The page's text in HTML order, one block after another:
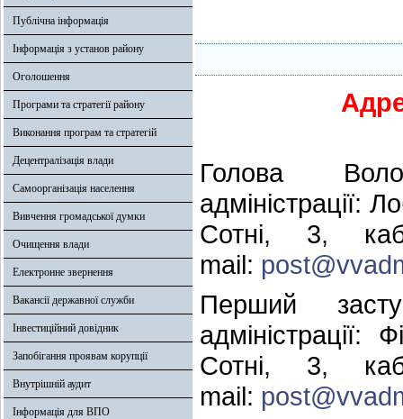
Публічна інформація
Інформація з установ району
Оголошення
Програми та стратегії району
Виконання програм та стратегій
Децентралізація влади
Самоорганізація населення
Вивчення громадської думки
Очищення влади
Електронне звернення
Вакансії державної служби
Інвестиційний довідник
Запобігання проявам корупції
Внутрішній аудит
Інформація для ВПО
Голова
адміністрації:
Сотні, 3,
mail:
Перший
адміністрації:
Сотні, 3,
mail: